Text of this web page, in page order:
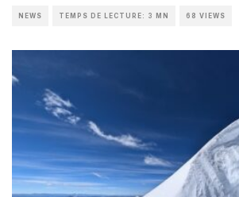
NEWS TEMPS DE LECTURE: 3 MN 68 VIEWS